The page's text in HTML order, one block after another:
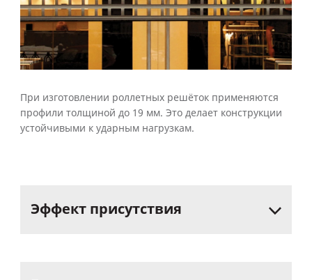
При изготовлении роллетных решёток применяются
профили толщиной до 19 мм. Это делает конструкции
устойчивыми к ударным нагрузкам.
Эффект присутствия